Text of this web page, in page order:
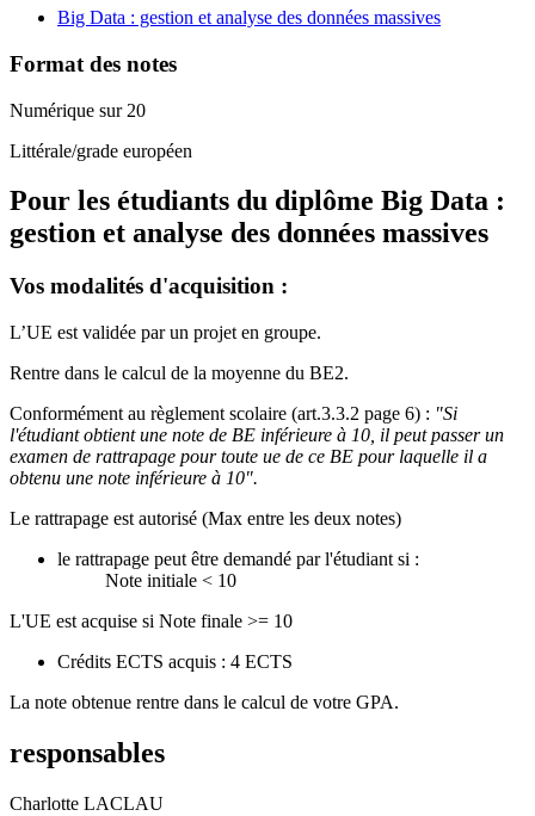
Big Data : gestion et analyse des données massives
Format des notes
Numérique sur 20
Littérale/grade européen
Pour les étudiants du diplôme Big Data :
gestion et analyse des données massives
Vos modalités d'acquisition :
L’UE est validée par un projet en groupe.
Rentre dans le calcul de la moyenne du BE2.
Conformément au règlement scolaire (art.3.3.2 page 6) : "Si
l'étudiant obtient une note de BE inférieure à 10, il peut passer un
examen de rattrapage pour toute ue de ce BE pour laquelle il a
obtenu une note inférieure à 10".
Le rattrapage est autorisé (Max entre les deux notes)
le rattrapage peut être demandé par l'étudiant si :
Note initiale < 10
L'UE est acquise si Note finale >= 10
Crédits ECTS acquis : 4 ECTS
La note obtenue rentre dans le calcul de votre GPA.
responsables
Charlotte LACLAU